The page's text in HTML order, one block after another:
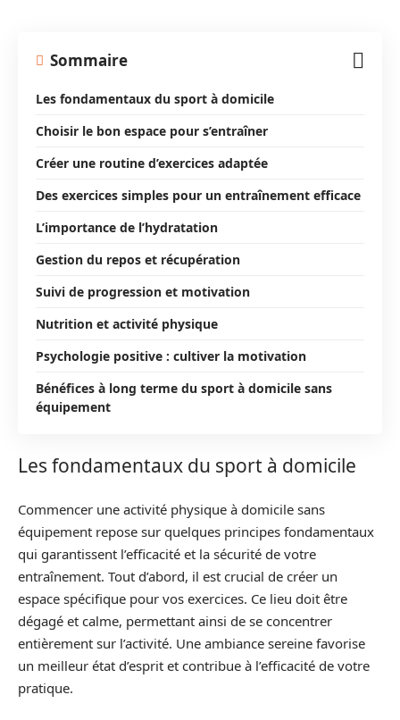
Sommaire
Les fondamentaux du sport à domicile
Choisir le bon espace pour s’entraîner
Créer une routine d’exercices adaptée
Des exercices simples pour un entraînement efficace
L’importance de l’hydratation
Gestion du repos et récupération
Suivi de progression et motivation
Nutrition et activité physique
Psychologie positive : cultiver la motivation
Bénéfices à long terme du sport à domicile sans
équipement
Les fondamentaux du sport à domicile
Commencer une activité physique à domicile sans
équipement repose sur quelques principes fondamentaux
qui garantissent l’efficacité et la sécurité de votre
entraînement. Tout d’abord, il est crucial de créer un
espace spécifique pour vos exercices. Ce lieu doit être
dégagé et calme, permettant ainsi de se concentrer
entièrement sur l’activité. Une ambiance sereine favorise
un meilleur état d’esprit et contribue à l’efficacité de votre
pratique.